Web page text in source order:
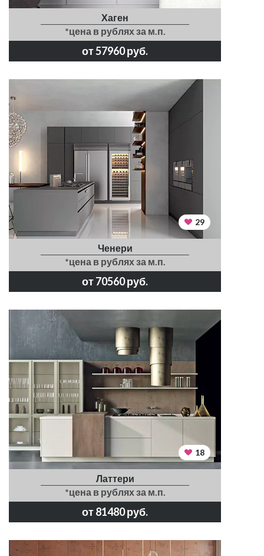
Хаген
*цена в рублях за м.п.
от 57960 руб.
29
Ченери
*цена в рублях за м.п.
от 70560 руб.
18
Латтери
*цена в рублях за м.п.
от 81480 руб.